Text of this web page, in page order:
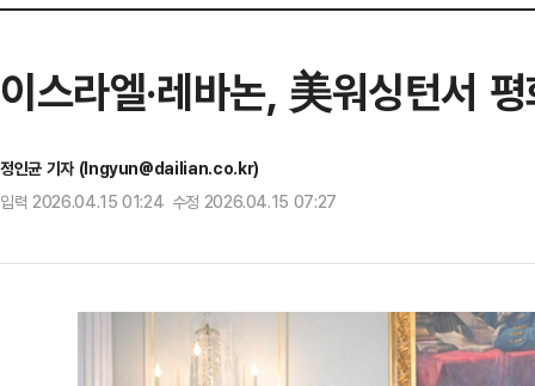
이스라엘·레바논, 美워싱턴서
정인균 기자 (Ingyun@dailian.co.kr)
입력 2026.04.15 01:24 수정 2026.04.15 07:27